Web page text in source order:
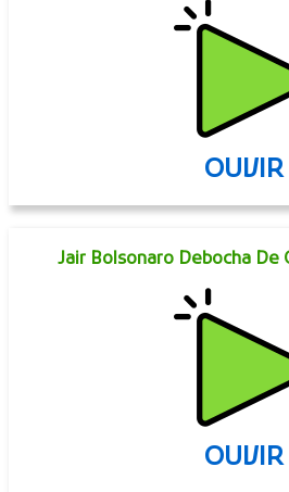
OUVIR
Jair Bolsonaro Debocha De
OUVIR